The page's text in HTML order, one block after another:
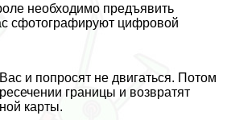
необходимо предъявить
сфотографируют цифровой
и попросят не двигаться. Потом
границы и возвратят
карты.